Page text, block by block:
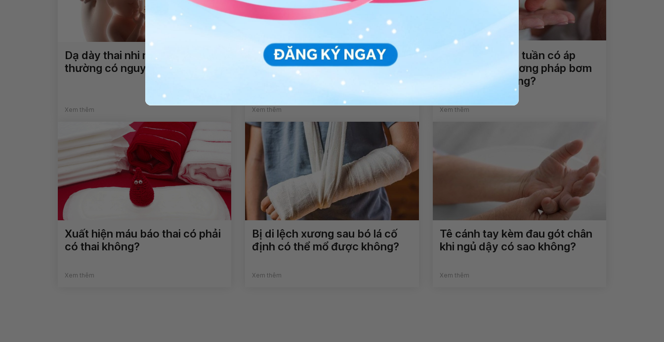
Dạ dày thai nhi nhỏ hơn bình
thường có nguy hiểm không?
Xem thêm
Xét nghiệm beta HCG kết quả
53,09 có thai không?
Xem thêm
Trẻ sinh non 29 tuần có áp
dụng được phương pháp bơm
Surfactant không?
Xem thêm
Xuất hiện máu báo thai có phải
có thai không?
Xem thêm
Bị di lệch xương sau bó lá cố
định có thể mổ được không?
Xem thêm
Tê cánh tay kèm đau gót chân
khi ngủ dậy có sao không?
Xem thêm